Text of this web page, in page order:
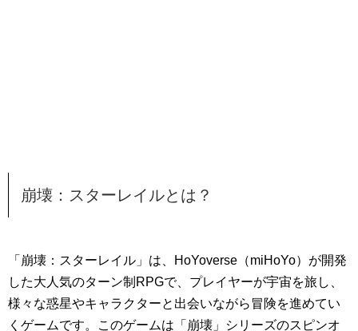
崩壊：スターレイルとは？
「崩壊：スターレイル」は、HoYoverse（miHoYo）が開発
した大人気のターン制RPGで、プレイヤーが宇宙を旅し、
様々な惑星やキャラクターと出会いながら冒険を進めてい
くゲームです。このゲームは「崩壊」シリーズのスピンオ